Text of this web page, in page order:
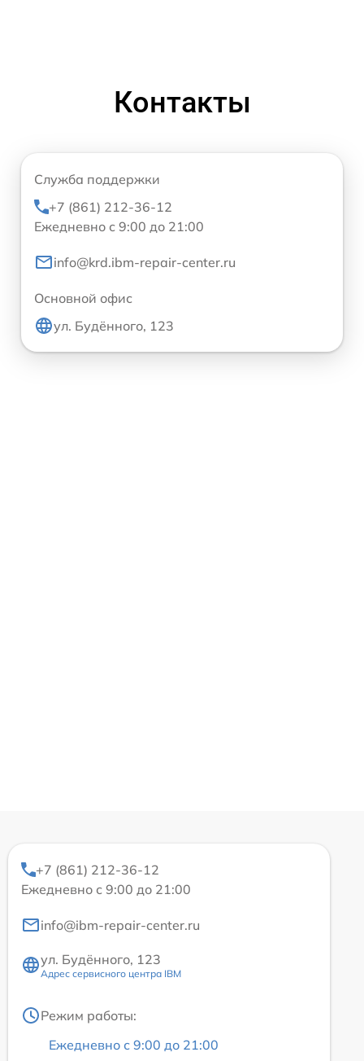
Контакты
Служба поддержки
+7 (861) 212-36-12
Ежедневно с 9:00 до 21:00
info@krd.ibm-repair-center.ru
Основной офис
ул. Будённого, 123
+7 (861) 212-36-12
Ежедневно с 9:00 до 21:00
info@ibm-repair-center.ru
ул. Будённого, 123
Адрес сервисного центра IBM
Режим работы:
Ежедневно с 9:00 до 21:00